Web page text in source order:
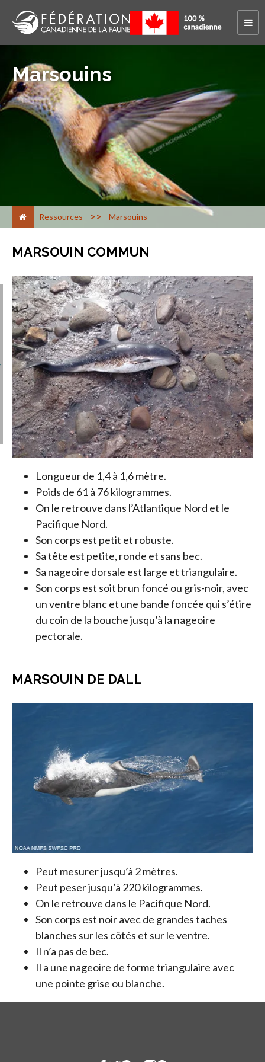
Marsouins
Ressources > Marsouins
MARSOUIN COMMUN
Longueur de 1,4 à 1,6 mètre.
Poids de 61 à 76 kilogrammes.
On le retrouve dans l’Atlantique Nord et le
Pacifique Nord.
Son corps est petit et robuste.
Sa tête est petite, ronde et sans bec.
Sa nageoire dorsale est large et triangulaire.
Son corps est soit brun foncé ou gris-noir, avec
un ventre blanc et une bande foncée qui s’étire
du coin de la bouche jusqu’à la nageoire
pectorale.
MARSOUIN DE DALL
Peut mesurer jusqu’à 2 mètres.
Peut peser jusqu’à 220 kilogrammes.
On le retrouve dans le Pacifique Nord.
Son corps est noir avec de grandes taches
blanches sur les côtés et sur le ventre.
Il n’a pas de bec.
Il a une nageoire de forme triangulaire avec
une pointe grise ou blanche.